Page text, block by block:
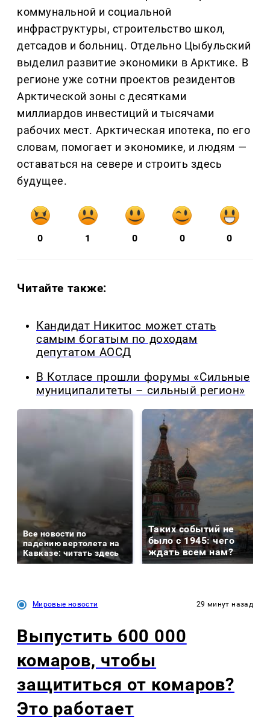
коммунальной и социальной
инфраструктуры, строительство школ,
детсадов и больниц. Отдельно Цыбульский
выделил развитие экономики в Арктике. В
регионе уже сотни проектов резидентов
Арктической зоны с десятками
миллиардов инвестиций и тысячами
рабочих мест. Арктическая ипотека, по его
словам, помогает и экономике, и людям —
оставаться на севере и строить здесь
будущее.
0 1 0 0 0
Читайте также:
Кандидат Никитос может стать
самым богатым по доходам
депутатом АОСД
В Котласе прошли форумы «Сильные
муниципалитеты – сильный регион»
Все новости по
падению вертолета на
Кавказе: читать здесь
Таких событий не
было с 1945: чего
ждать всем нам?
Мировые новости 29 минут назад
Выпустить 600 000
комаров, чтобы
защититься от комаров?
Это работает